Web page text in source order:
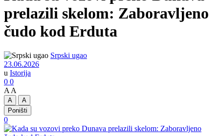
prelazili skelom: Zaboravljeno
čudo kod Erduta
Srpski ugao
23.06.2026
u Istorija
0 0
A A
A
A
Poništi
0